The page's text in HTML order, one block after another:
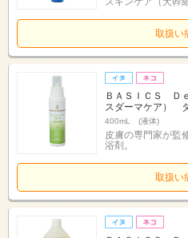
取扱い
ＢＡＳＩＣＳ Ｄ
スダーマケア）
400mL (液体)
皮膚の専門家が監
浴剤。
取扱い